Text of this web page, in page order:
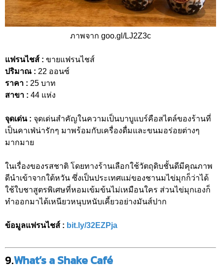
ภาพจาก goo.gl/LJ2Z3c
แฟรนไชส์ : ขายแฟรนไชส์
ปริมาณ : 22 ออนซ์
ราคา : 25 บาท
สาขา : 44 แห่ง
จุดเด่น : จุดเด่นสำคัญในความเป็นบาบูแบร์คือสไตล์ของร้านที่
เป็นคาเฟ่น่ารักๆ มาพร้อมกับเครื่องดื่มและขนมอร่อยต่างๆ
มากมาย
ในเรื่องของรสชาติ โดยทางร้านเลือกใช้วัตถุดิบชั้นดีมีคุณภาพ
ดีนำเข้าจากใต้หวัน ซึ่งเป็นประเทศแม่ของชานมไข่มุกก็ว่าได้
ใช้ใบชาสูตรพิเศษที่หอมเข้มข้นไม่เหมือนใคร ส่วนไข่มุกเองก็
ทำออกมาได้เหนียวหนุบหนับเคี้ยวอย่างมันส์ปาก
ข้อมูลแฟรนไชส์ : bit.ly/32EZPja
9.What’s a Shake Café